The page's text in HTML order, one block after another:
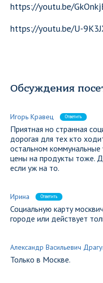
https://youtu.be/
https://youtu.be/U-
Обсуждения
Игорь Кравец Ответить
Приятная но странная
дорогая для тех кто
остальном коммунальные
цены на продукты тоже.
если уж на то.
Ирина Ответить
Социальную карту
городе или действует
Александр Васильевич
Только в Москве.